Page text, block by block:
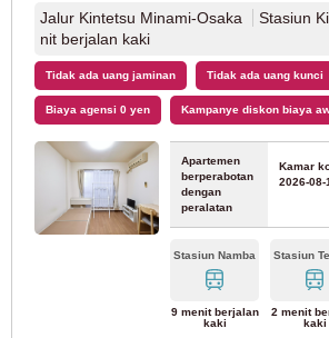
Jalur Kintetsu Minami-Osaka
Stasiun
nit berjalan kaki
Tidak ada uang jaminan Tidak ada uang kunci
Biaya agensi 0 yen Kampanye diskon biaya
Apartemen
berperabotan
dengan
peralatan
Kamar
2026-08-
Stasiun Namba
9 menit berjalan
kaki
Stasiun
2 menit
kaki
JR Kyoto Line (14)
Jalur Osaka Timur (21)
Kereta Listrik Hanshin
Jalur Hanshin Namba (10)
Hanshin Main Line (9)
Kereta Listrik Keihan